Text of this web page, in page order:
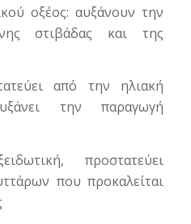
οξέος: αυξάνουν την
στιβάδας και της
από την ηλιακή
την παραγωγή
προστατεύει
που προκαλείται